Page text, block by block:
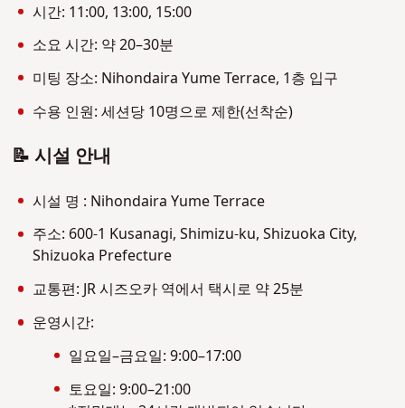
시간: 11:00, 13:00, 15:00
소요 시간: 약 20–30분
미팅 장소: Nihondaira Yume Terrace, 1층 입구
수용 인원: 세션당 10명으로 제한(선착순)
📝 시설 안내
시설 명 : Nihondaira Yume Terrace
주소: 600-1 Kusanagi, Shimizu-ku, Shizuoka City,
Shizuoka Prefecture
교통편: JR 시즈오카 역에서 택시로 약 25분
운영시간:
일요일–금요일: 9:00–17:00
토요일: 9:00–21:00